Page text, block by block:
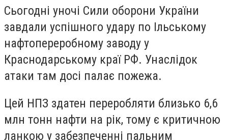
Сьогодні уночі Сили оборони України
завдали успішного удару по Ільському
нафтопереробному заводу у
Краснодарському краї РФ. Унаслідок
атаки там досі палає пожежа.
Цей НПЗ здатен переробляти близько 6,6
млн тонн нафти на рік, тому є критичною
ланкою у забезпеченні пальним